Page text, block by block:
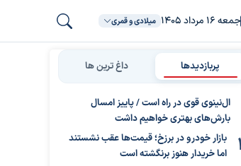
جمعه ۱۶ مرداد ۱۴۰۵ میلادی و قمری
پربازدیدها داغ ترین ها
ال‌نینوی قوی در راه است / پاییز امسال
بارش‌های بهتری خواهیم داشت
بازار خودرو در برزخ؛ قیمت‌ها عقب نشستند
اما خریدار هنوز برنگشته است